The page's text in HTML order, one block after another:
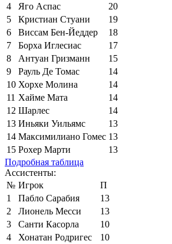
4
Яго Аспас
20
5
Кристиан Стуани
19
6
Виссам Бен-Йеддер
18
7
Борха Иглесиас
17
8
Антуан Гризманн
15
9
Рауль Де Томас
14
10 Хорхе Молина
14
11 Хайме Мата
14
12 Шарлес
14
13 Иньяки Уильямс
13
14 Максимилиано Гомес 13
15 Рохер Марти
13
Подробная таблица
Ассистенты:
№ Игрок
П
1
Пабло Сарабия
13
2
Лионель Месси
13
3
Санти Касорла
10
4
Хонатан Родригес
10